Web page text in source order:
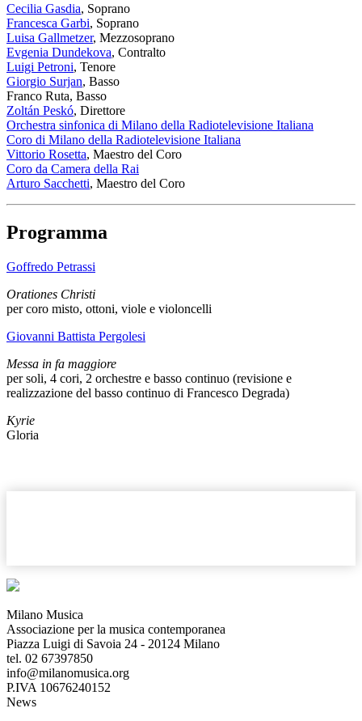
Cecilia Gasdia, Soprano
Francesca Garbi, Soprano
Luisa Gallmetzer, Mezzosoprano
Evgenia Dundekova, Contralto
Luigi Petroni, Tenore
Giorgio Surjan, Basso
Franco Ruta, Basso
Zoltán Peskó, Direttore
Orchestra sinfonica di Milano della Radiotelevisione Italiana
Coro di Milano della Radiotelevisione Italiana
Vittorio Rosetta, Maestro del Coro
Coro da Camera della Rai
Arturo Sacchetti, Maestro del Coro
Programma
Goffredo Petrassi
Orationes Christi
per coro misto, ottoni, viole e violoncelli
Giovanni Battista Pergolesi
Messa in fa maggiore
per soli, 4 cori, 2 orchestre e basso continuo (revisione e
realizzazione del basso continuo di Francesco Degrada)
Kyrie
Gloria
Milano Musica
Associazione per la musica contemporanea
Piazza Luigi di Savoia 24 - 20124 Milano
tel. 02 67397850
info@milanomusica.org
P.IVA 10676240152
News